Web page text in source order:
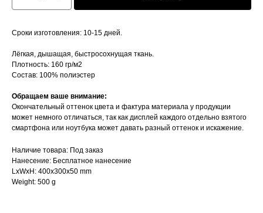
Сроки изготовления: 10-15 дней.
Лёгкая, дышащая, быстросохнущая ткань.
Плотность: 160 гр/м2
Состав: 100% полиэстер
Обращаем ваше внимание:
Окончательный оттенок цвета и фактура материала у продукции
может немного отличаться, так как дисплей каждого отдельно взятого
смартфона или ноутбука может давать разный оттенок и искажение.
Наличие товара: Под заказ
Нанесение: Бесплатное нанесение
LxWxH: 400x300x50 mm
Weight: 500 g